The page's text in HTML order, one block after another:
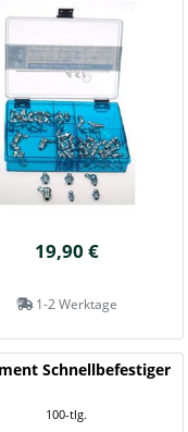
19,90 €
1-2 Werktage
Schnellbefestiger
100-tlg.